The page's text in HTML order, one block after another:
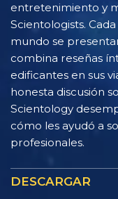
entretenimiento y
Scientologists.
mundo se
combina reseñas
edificantes en sus
honesta discusión
Scientology
cómo les ayudó a
profesionales.
DESCARGAR